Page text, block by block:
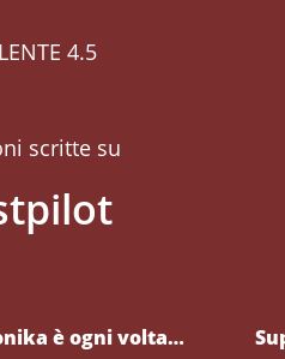
4.5
scritte su
è ogni volta…